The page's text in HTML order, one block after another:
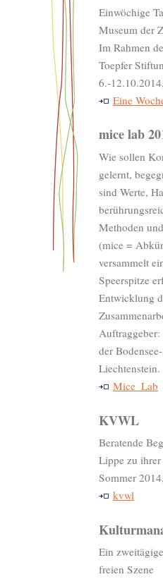
Einwöchige
Museum der
Im Rahmen
Toepfer
6.-
Eine
mice lab
Wie sollen
gelernt,
sind Werte,
Methoden
(mice =
versammelt
Speerspitze
Entwicklung
der
Liechtenstein.
Mice_Lab
KVWL
Beratende
Lippe zu ihrer
Sommer
kvwl
Ein
freien Szene